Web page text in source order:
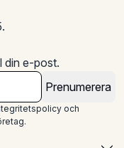
din e-post.
Prenumerera
och